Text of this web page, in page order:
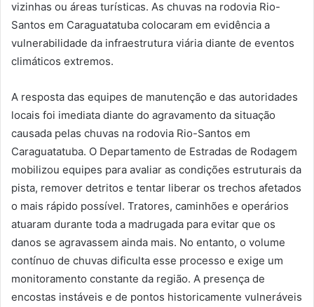
vizinhas ou áreas turísticas. As chuvas na rodovia Rio-
Santos em Caraguatatuba colocaram em evidência a
vulnerabilidade da infraestrutura viária diante de eventos
climáticos extremos.
A resposta das equipes de manutenção e das autoridades
locais foi imediata diante do agravamento da situação
causada pelas chuvas na rodovia Rio-Santos em
Caraguatatuba. O Departamento de Estradas de Rodagem
mobilizou equipes para avaliar as condições estruturais da
pista, remover detritos e tentar liberar os trechos afetados
o mais rápido possível. Tratores, caminhões e operários
atuaram durante toda a madrugada para evitar que os
danos se agravassem ainda mais. No entanto, o volume
contínuo de chuvas dificulta esse processo e exige um
monitoramento constante da região. A presença de
encostas instáveis e de pontos historicamente vulneráveis